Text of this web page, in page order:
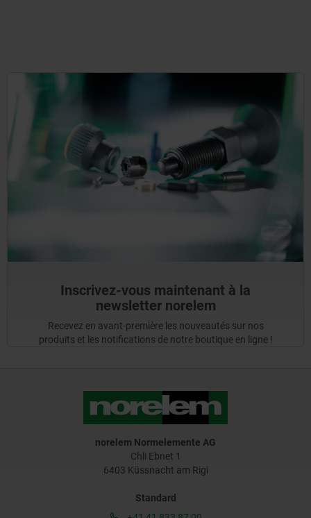
Inscrivez-vous maintenant à la
newsletter norelem
Recevez en avant-première les nouveautés sur nos
produits et les notifications de notre boutique en ligne !
norelem Normelemente AG
Chli Ebnet 1
6403 Küssnacht am Rigi
Standard